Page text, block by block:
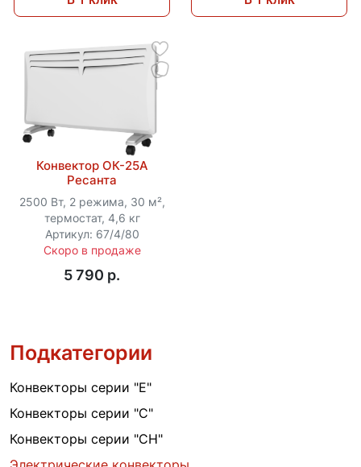
Конвектор ОК-25А
Ресанта
2500 Вт, 2 режима, 30 м²,
термостат, 4,6 кг
Артикул: 67/4/80
Скоро в продаже
5 790 p.
Подкатегории
Конвекторы серии "Е"
Конвекторы серии "С"
Конвекторы серии "СН"